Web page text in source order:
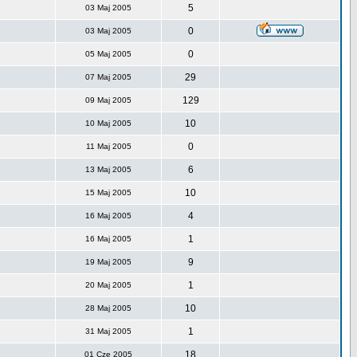
03 Maj 2005 5
03 Maj 2005 0
05 Maj 2005 0
07 Maj 2005 29
09 Maj 2005 129
10 Maj 2005 10
11 Maj 2005 0
13 Maj 2005 6
15 Maj 2005 10
16 Maj 2005 4
16 Maj 2005 1
19 Maj 2005 9
20 Maj 2005 1
28 Maj 2005 10
31 Maj 2005 1
01 Cze 2005 18